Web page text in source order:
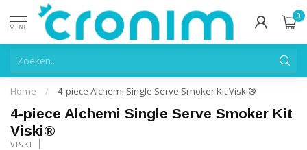
MENU
0
Home / 4-piece Alchemi Single Serve Smoker Kit Viski®
4-piece Alchemi Single Serve Smoker Kit
Viski®
VISKI